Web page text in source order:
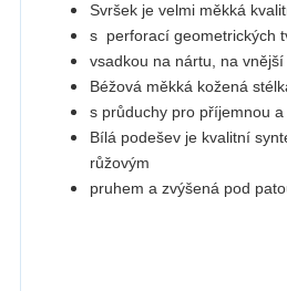
Svršek je velmi měkká
s perforací geometrických
vsadkou na nártu, na
Béžová měkká kožená
s průduchy pro příjemnou
Bílá podešev je kvalitní
růžovým
pruhem a zvýšená pod